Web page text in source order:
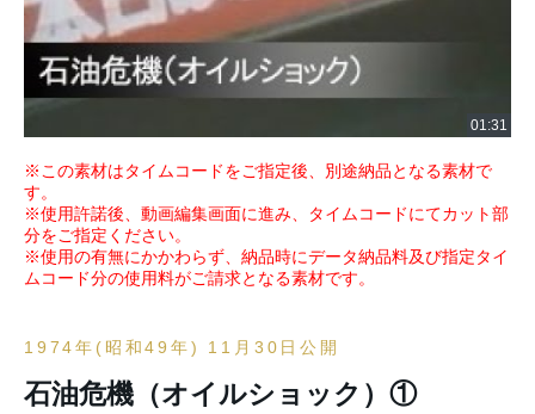
※この素材はタイムコードをご指定後、別途納品となる素材で
す。
※使用許諾後、動画編集画面に進み、タイムコードにてカット部
分をご指定ください。
※使用の有無にかかわらず、納品時にデータ納品料及び指定タイ
ムコード分の使用料がご請求となる素材です。
1974年(昭和49年) 11月30日公開
石油危機（オイルショック）①